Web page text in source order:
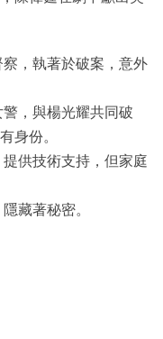
，執著於破案，意外
，與楊光耀共同破
身份。
供技術支持，但家庭
藏著秘密。